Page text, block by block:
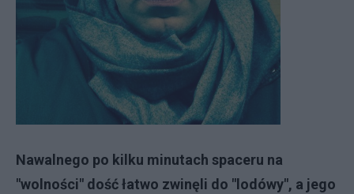
Nawalnego po kilku minutach spaceru na
"wolności" dość łatwo zwinęli do "lodówy", a jego